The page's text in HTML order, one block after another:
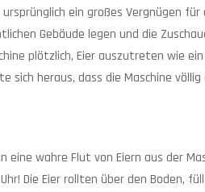
ein großes Vergnügen
Gebäude legen und die
plötzlich, Eier auszutreten wie
sich heraus, dass die Maschine
eine wahre Flut von Eiern aus der
Die Eier rollten über den Boden,